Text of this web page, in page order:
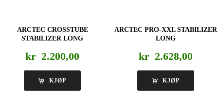
ARCTEC CROSSTUBE
STABILIZER LONG
kr 2.200,00
KJØP
ARCTEC PRO-XXL STABILIZER
LONG
kr 2.628,00
KJØP